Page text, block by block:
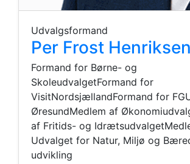
Udvalgsformand
Per Frost Henriksen
Formand for Børne- og
SkoleudvalgetFormand for
VisitNordsjællandFormand for
ØresundMedlem af
af Fritids- og
Udvalget for Natur, Miljø og
udvikling